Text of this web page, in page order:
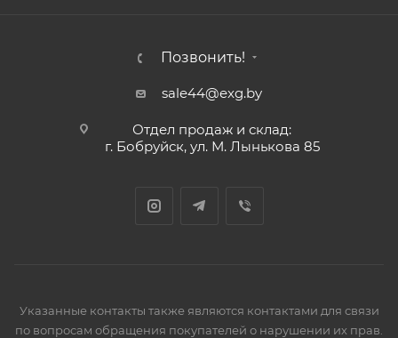
Позвонить!
sale44@exg.by
Отдел продаж и склад:
г. Бобруйск, ул. М. Лынькова 85
Указанные контакты также являются контактами для связи
по вопросам обращения покупателей о нарушении их прав.